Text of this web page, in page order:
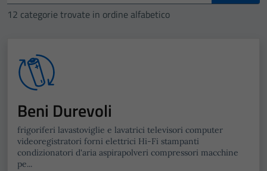
12 categorie trovate in ordine alfabetico
Beni Durevoli
frigoriferi lavastoviglie e lavatrici televisori computer
videoregistratori forni elettrici Hi-Fi stampanti
condizionatori d'aria aspirapolveri compressori macchine
pe...